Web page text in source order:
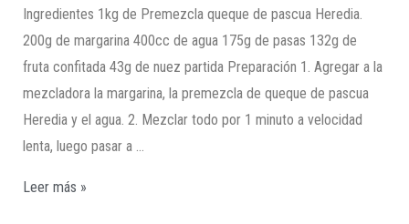
Ingredientes 1kg de Premezcla queque de pascua Heredia.
200g de margarina 400cc de agua 175g de pasas 132g de
fruta confitada 43g de nuez partida Preparación 1. Agregar a la
mezcladora la margarina, la premezcla de queque de pascua
Heredia y el agua. 2. Mezclar todo por 1 minuto a velocidad
lenta, luego pasar a …
Leer más »